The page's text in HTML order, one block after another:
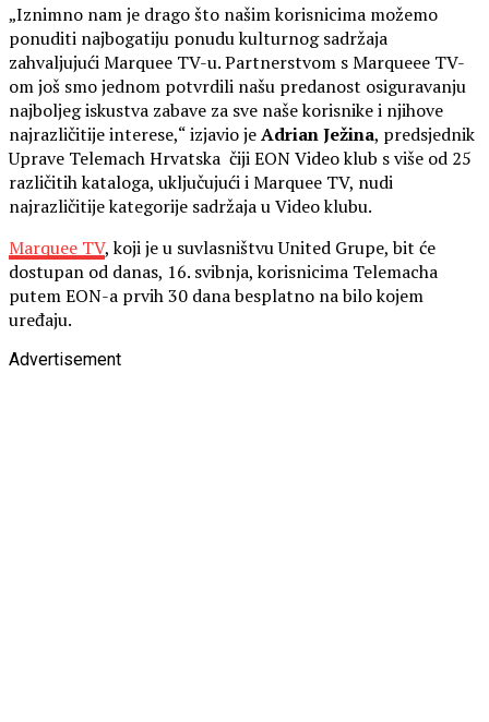
„Iznimno nam je drago što našim korisnicima možemo
ponuditi najbogatiju ponudu kulturnog sadržaja
zahvaljujući Marquee TV-u. Partnerstvom s Marqueee TV-
om još smo jednom potvrdili našu predanost osiguravanju
najboljeg iskustva zabave za sve naše korisnike i njihove
najrazličitije interese,“ izjavio jeAdrian Ježina, predsjednik
Uprave Telemach Hrvatska čiji EON Video klub s više od 25
različitih kataloga, uključujući i Marquee TV, nudi
najrazličitije kategorije sadržaja u Video klubu.
Marquee TV, koji je u suvlasništvu United Grupe, bit će
dostupan od danas, 16. svibnja, korisnicima Telemacha
putem EON-a prvih 30 dana besplatno na bilo kojem
uređaju.
Advertisement